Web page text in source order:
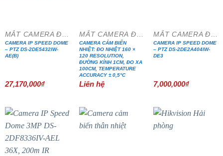
CAMERA IP SPEED DOME
– PTZ DS-2DE5432IW-
AE(B)
27,170,000₫
CAMERA CẢM BIẾN
NHIỆT: ĐO NHIỆT 160 ×
120 RESOLUTION,
ĐƯỜNG KÍNH 1CM, ĐO XA
100CM, TEMPERATURE
ACCURACY ± 0,5°C
Liên hệ
CAMERA IP SPEED DOME
– PTZ DS-2DE2A404IW-
DE3
7,000,000₫